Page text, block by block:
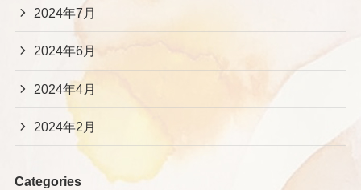
2024年7月
2024年6月
2024年4月
2024年2月
Categories